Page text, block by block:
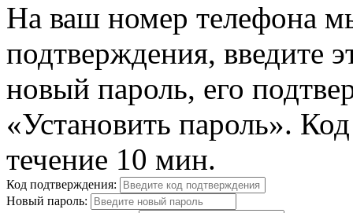
На ваш номер телефона
подтверждения, введите
новый пароль, его
«Установить пароль».
течение 10 мин.
Код подтверждения:
Новый пароль: